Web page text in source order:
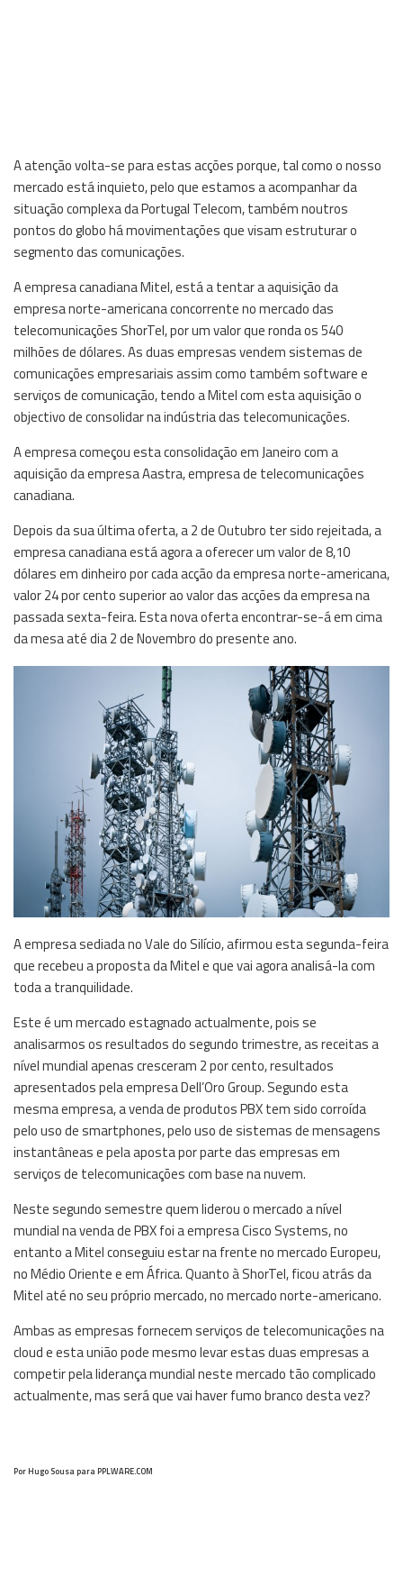
A atenção volta-se para estas acções porque, tal como o nosso
mercado está inquieto, pelo que estamos a acompanhar da
situação complexa da Portugal Telecom, também noutros
pontos do globo há movimentações que visam estruturar o
segmento das comunicações.
A empresa canadiana Mitel, está a tentar a aquisição da
empresa norte-americana concorrente no mercado das
telecomunicações ShorTel, por um valor que ronda os 540
milhões de dólares. As duas empresas vendem sistemas de
comunicações empresariais assim como também software e
serviços de comunicação, tendo a Mitel com esta aquisição o
objectivo de consolidar na indústria das telecomunicações.
A empresa começou esta consolidação em Janeiro com a
aquisição da empresa Aastra, empresa de telecomunicações
canadiana.
Depois da sua última oferta, a 2 de Outubro ter sido rejeitada, a
empresa canadiana está agora a oferecer um valor de 8,10
dólares em dinheiro por cada acção da empresa norte-americana,
valor 24 por cento superior ao valor das acções da empresa na
passada sexta-feira. Esta nova oferta encontrar-se-á em cima
da mesa até dia 2 de Novembro do presente ano.
A empresa sediada no Vale do Silício, afirmou esta segunda-feira
que recebeu a proposta da Mitel e que vai agora analisá-la com
toda a tranquilidade.
Este é um mercado estagnado actualmente, pois se
analisarmos os resultados do segundo trimestre, as receitas a
nível mundial apenas cresceram 2 por cento, resultados
apresentados pela empresa Dell’Oro Group. Segundo esta
mesma empresa, a venda de produtos PBX tem sido corroída
pelo uso de smartphones, pelo uso de sistemas de mensagens
instantâneas e pela aposta por parte das empresas em
serviços de telecomunicações com base na nuvem.
Neste segundo semestre quem liderou o mercado a nível
mundial na venda de PBX foi a empresa Cisco Systems, no
entanto a Mitel conseguiu estar na frente no mercado Europeu,
no Médio Oriente e em África. Quanto à ShorTel, ficou atrás da
Mitel até no seu próprio mercado, no mercado norte-americano.
Ambas as empresas fornecem serviços de telecomunicações na
cloud e esta união pode mesmo levar estas duas empresas a
competir pela liderança mundial neste mercado tão complicado
actualmente, mas será que vai haver fumo branco desta vez?
Por Hugo Sousa para PPLWARE.COM